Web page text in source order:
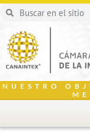
NUESTRO